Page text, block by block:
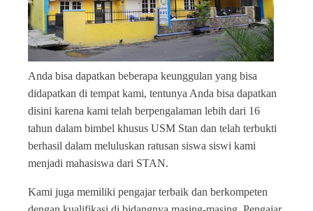
Anda bisa dapatkan beberapa keunggulan yang bisa
didapatkan di tempat kami, tentunya Anda bisa dapatkan
disini karena kami telah berpengalaman lebih dari 16
tahun dalam bimbel khusus USM Stan dan telah terbukti
berhasil dalam meluluskan ratusan siswa siswi kami
menjadi mahasiswa dari STAN.
Kami juga memiliki pengajar terbaik dan berkompeten